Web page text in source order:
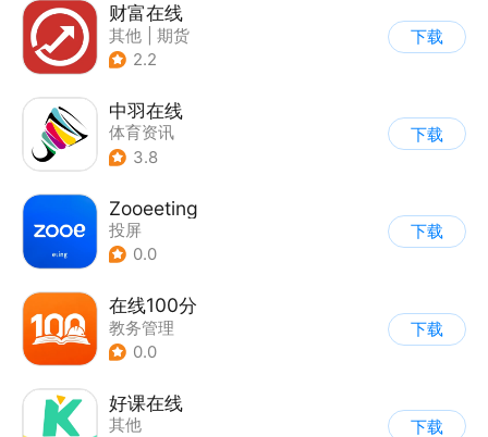
财富在线
其他
期货
2.2
下载
中羽在线
体育资讯
3.8
下载
Zooeeting
投屏
0.0
下载
在线100分
教务管理
0.0
下载
好课在线
其他
下载